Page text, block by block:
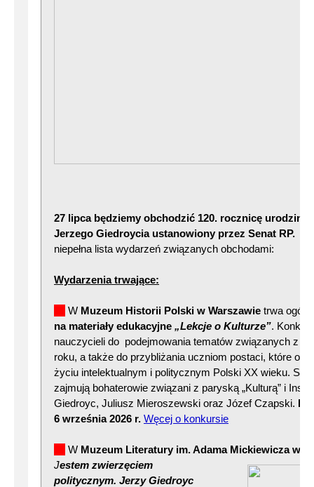
27 lipca będziemy obchodzić 120. rocznicę urodzin
Jerzego Giedroycia ustanowiony przez Senat RP.
niepełna lista wydarzeń związanych obchodami:
Wydarzenia trwające:
W Muzeum Historii Polski w Warszawie trwa
na materiały edukacyjne „Lekcje o Kulturze”.
nauczycieli do podejmowania tematów związanych z
roku, a także do przybliżania uczniom postaci, które
życiu intelektualnym i politycznym Polski XX wieku.
zajmują bohaterowie związani z paryską „Kulturą” i
Giedroyc, Juliusz Mieroszewski oraz Józef Czapski.
6 września 2026 r. Węcej o konkursie
W Muzeum Literatury im. Adama Mickiewicza w
Jestem zwierzęciem
politycznym. Jerzy Giedroyc